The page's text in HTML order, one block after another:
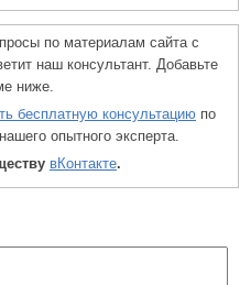
по материалам сайта с
наш консультант. Добавьте
ниже.
бесплатную консультацию по
опытного эксперта.
вКонтакте.